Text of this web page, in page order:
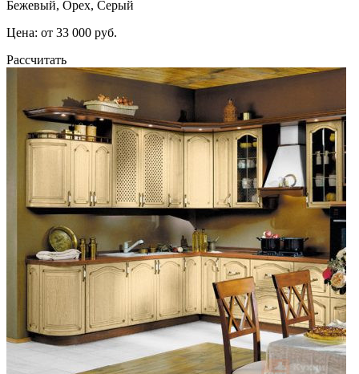
Бежевый, Орех, Серый
Цена: от 33 000 руб.
Рассчитать